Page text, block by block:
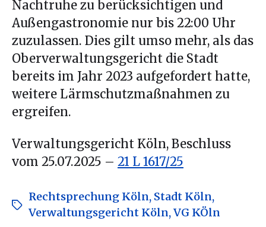
Nachtruhe zu berücksichtigen und
Außengastronomie nur bis 22:00 Uhr
zuzulassen. Dies gilt umso mehr, als das
Oberverwaltungsgericht die Stadt
bereits im Jahr 2023 aufgefordert hatte,
weitere Lärmschutzmaßnahmen zu
ergreifen.
Verwaltungsgericht Köln, Beschluss
vom 25.07.2025 – 21 L 1617/25
Rechtsprechung Köln, Stadt Köln,
Verwaltungsgericht Köln, VG KÖln